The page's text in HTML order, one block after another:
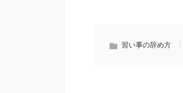
習い事の辞め方